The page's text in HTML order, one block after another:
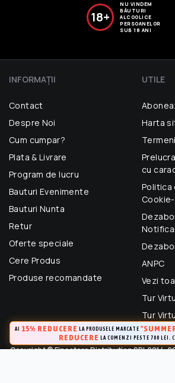
18+
NU VINDEM
BĂUTURI
ALCOOLICE
PERSOANELOR
SUB 18 ANI
INFORMAŢII
Contact
Despre Noi
Cum cumpar?
Plata & Livrare
Program de lucru
Bauturi Evenimente
Bauturi Nunta
Retur
Oferte speciale
Cere Produs
Produse recomandate
UTILE
Harta
cu
Politica
ANPC
Vezi
Tur
Tur
Copyright © Finestore Distribution SRL 2014-
AI 15% REDUCERE LA PRODUSELE MARCATE
REDUCERE LA COMENZI PESTE 700 LEI.